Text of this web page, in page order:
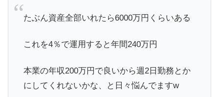
たぶん資産全部いれたら6000万円くらいある
これを4％で運用すると年間240万円
本業の年収200万円で良いから週2日勤務とか
にしてくれないかな、と日々悩んでますw